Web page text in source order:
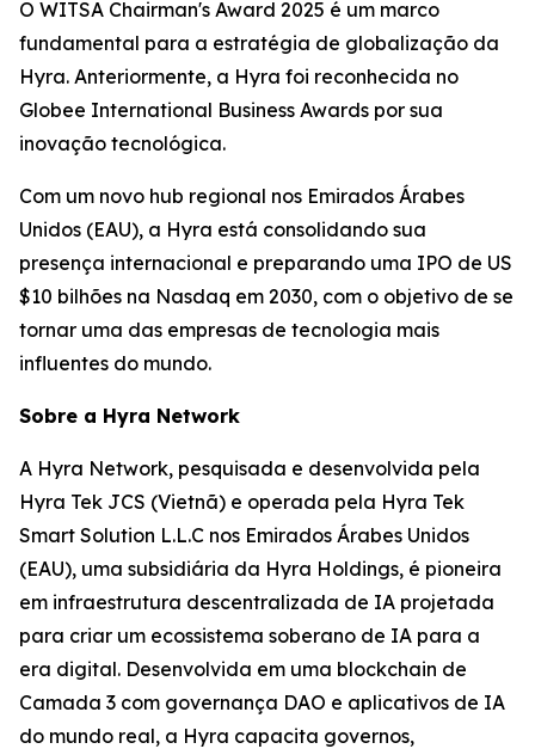
O WITSA Chairman's Award 2025 é um marco
fundamental para a estratégia de globalização da
Hyra. Anteriormente, a Hyra foi reconhecida no
Globee International Business Awards por sua
inovação tecnológica.
Com um novo hub regional nos Emirados Árabes
Unidos (EAU), a Hyra está consolidando sua
presença internacional e preparando uma IPO de US
$10 bilhões na Nasdaq em 2030, com o objetivo de se
tornar uma das empresas de tecnologia mais
influentes do mundo.
Sobre a Hyra Network
A Hyra Network, pesquisada e desenvolvida pela
Hyra Tek JCS (Vietnã) e operada pela Hyra Tek
Smart Solution L.L.C nos Emirados Árabes Unidos
(EAU), uma subsidiária da Hyra Holdings, é pioneira
em infraestrutura descentralizada de IA projetada
para criar um ecossistema soberano de IA para a
era digital. Desenvolvida em uma blockchain de
Camada 3 com governança DAO e aplicativos de IA
do mundo real, a Hyra capacita governos,